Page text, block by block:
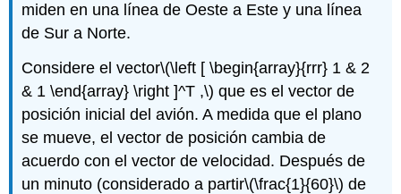
miden en una línea de Oeste a Este y una línea
de Sur a Norte.
Considere el vector\(\left [ \begin{array}{rrr} 1 & 2
& 1 \end{array} \right ]^T ,\) que es el vector de
posición inicial del avión. A medida que el plano
se mueve, el vector de posición cambia de
acuerdo con el vector de velocidad. Después de
un minuto (considerado a partir\(\frac{1}{60}\) de